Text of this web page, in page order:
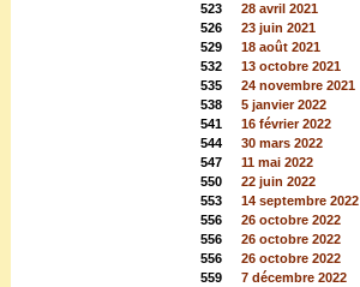
523
28 avril 2021
526
23 juin 2021
529
18 août 2021
532
13 octobre 2021
535
24 novembre 2021
538
5 janvier 2022
541
16 février 2022
544
30 mars 2022
547
11 mai 2022
550
22 juin 2022
553
14 septembre 2022
556
26 octobre 2022
556
26 octobre 2022
556
26 octobre 2022
559
7 décembre 2022